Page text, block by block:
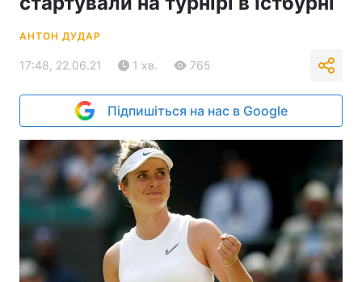
АНТОН ДУДАР
17:48, 22.06.21 1 хв. 765
Підпишіться на нас в Google